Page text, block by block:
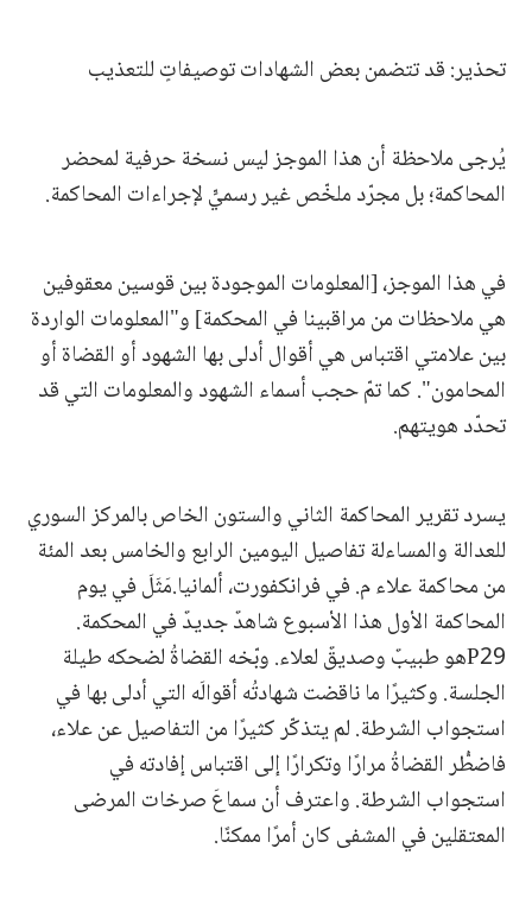
تحذير: قد تتضمن بعض الشهادات توصيفاتٍ للتعذيب
يُرجى ملاحظة أن هذا الموجز ليس نسخة حرفية لمحضر
المحاكمة؛ بل مجرّد ملخّص غير رسميٍّ لإجراءات المحاكمة.
في هذا الموجز، [المعلومات الموجودة بين قوسين معقوفين
هي ملاحظات من مراقبينا في المحكمة] و"المعلومات الواردة
بين علامتي اقتباس هي أقوال أدلى بها الشهود أو القضاة أو
المحامون". كما تمّ حجب أسماء الشهود والمعلومات التي قد
تحدّد هويتهم.
يسرد تقرير المحاكمة الثاني والستون الخاص بالمركز السوري
للعدالة والمساءلة تفاصيل اليومين الرابع والخامس بعد المئة
من محاكمة علاء م. في فرانكفورت، ألمانيا.مَثَلَ في يوم
المحاكمة الأول هذا الأسبوع شاهدٌ جديدٌ في المحكمة.
P29هو طبيبٌ وصديقٌ لعلاء. وبّخه القضاةُ لضحكه طيلة
الجلسة. وكثيرًا ما ناقضت شهادتُه أقوالَه التي أدلى بها في
استجواب الشرطة. لم يتذكّر كثيرًا من التفاصيل عن علاء،
فاضطُّر القضاةُ مرارًا وتكرارًا إلى اقتباس إفادته في
استجواب الشرطة. واعترف أن سماعَ صرخات المرضى
المعتقلين في المشفى كان أمرًا ممكنًا.